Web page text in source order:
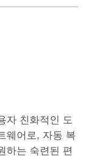
자 친화적인 도
웨어로, 자동 복
하는 숙련된 편